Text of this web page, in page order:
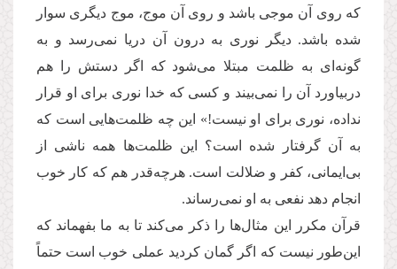
که روی آن موجی باشد و روی آن موج، موج دیگری سوار
شده باشد. دیگر نوری به درون آن دریا نمی‌رسد و به
گونه‌ای به ظلمت مبتلا می‌شود که اگر دستش را هم
دربیاورد آن را نمی‌بیند و كسى كه خدا نورى براى او قرار
نداده، نورى براى او نیست!»‏ این چه ظلمت‌هایی است که
به آن گرفتار شده است؟ این ظلمت‌ها همه ناشی از
بی‌ایمانی، کفر و ضلالت است. هرچه‌قدر هم که کار خوب
انجام دهد نفعی به او نمی‌رساند.
قرآن مکرر این مثال‌ها را ذکر می‌کند تا به ما بفهماند که
این‌طور نیست که اگر گمان کردید عملی خوب است حتماً